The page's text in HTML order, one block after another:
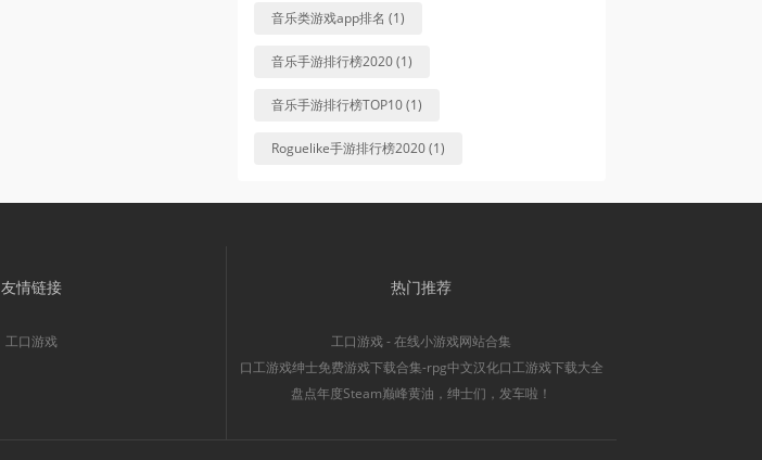
音乐类游戏app排名 (1)
音乐手游排行榜2020 (1)
音乐手游排行榜TOP10 (1)
Roguelike手游排行榜2020 (1)
友情链接
工口游戏
热门推荐
工口游戏 - 在线小游戏网站合集
口工游戏绅士免费游戏下载合集-rpg中文汉化口工游戏下载大全
盘点年度Steam巅峰黄油，绅士们，发车啦！